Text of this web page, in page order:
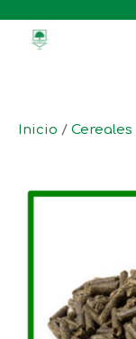
Inicio / Cereales